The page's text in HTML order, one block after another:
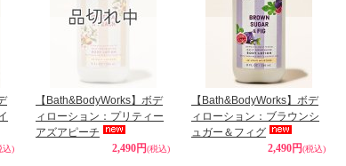
込)
【Bath&BodyWorks】ボデ
ィローション：プリティー
アズアピーチ
2,490円(税込)
【Bath&BodyWorks】ボデ
ィローション：ブラウンシ
ュガー＆フィグ
2,490円(税込)